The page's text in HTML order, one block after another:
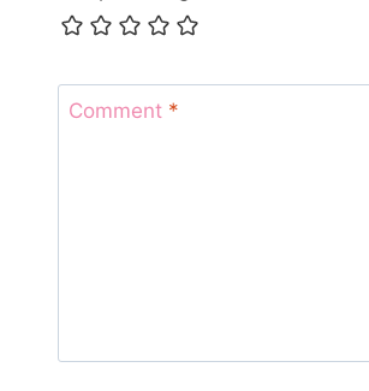
Comment *